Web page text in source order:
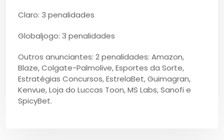
Claro: 3 penalidades
Globaljogo: 3 penalidades
Outros anunciantes: 2 penalidades: Amazon,
Blaze, Colgate-Palmolive, Esportes da Sorte,
Estratégias Concursos, EstrelaBet, Guimagran,
Kenvue, Loja do Luccas Toon, MS Labs, Sanofi e
SpicyBet.